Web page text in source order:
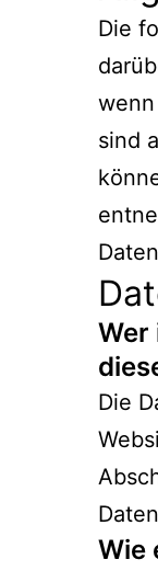
Die
sind
Die
Wie